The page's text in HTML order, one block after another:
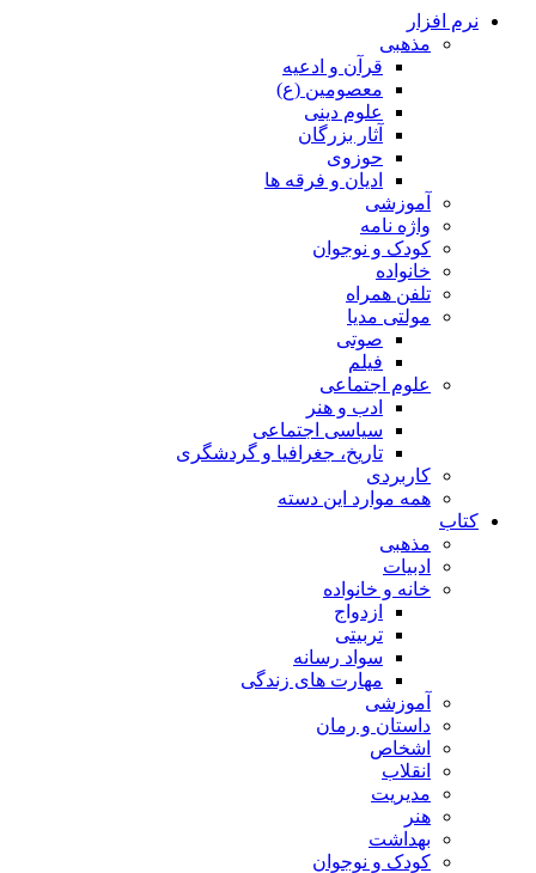
نرم افزار
مذهبی
قرآن و ادعیه
معصومین (ع)
علوم دینی
آثار بزرگان
حوزوی
ادیان و فرقه ها
آموزشی
واژه نامه
کودک و نوجوان
خانواده
تلفن همراه
مولتی مدیا
صوتی
فیلم
علوم اجتماعی
ادب و هنر
سیاسی اجتماعی
تاریخ، جغرافیا و گردشگری
کاربردی
همه موارد این دسته
کتاب
مذهبی
ادبیات
خانه و خانواده
ازدواج
تربیتی
سواد رسانه
مهارت های زندگی
آموزشی
داستان و رمان
اشخاص
انقلاب
مدیریت
هنر
بهداشت
کودک و نوجوان